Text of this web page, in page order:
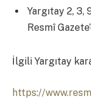
Yargıtay 2, 3,
Resmî
İlgili Yargıtay
https://